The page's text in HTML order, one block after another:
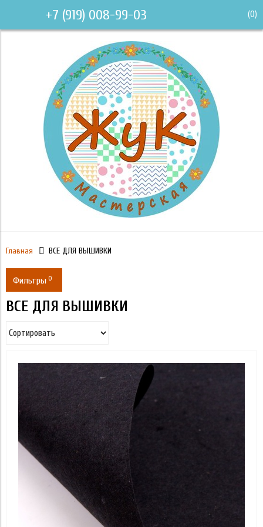
+7 (919) 008-99-03 (0)
Главная ВСЕ ДЛЯ ВЫШИВКИ
Фильтры 0
Цена
Применить
ВСЕ ДЛЯ ВЫШИВКИ